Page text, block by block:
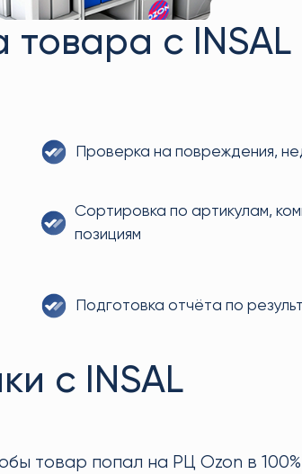
с INSAL
Проверка на повреждения,
Сортировка по артикулам,
позициям
Подготовка отчёта по
с INSAL
товар попал на РЦ Ozon в